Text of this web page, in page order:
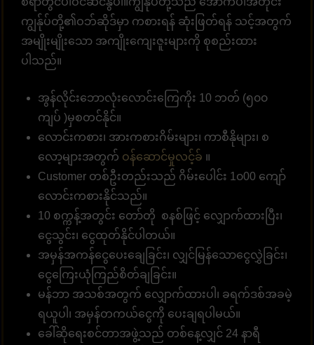
ကျွန်ုပ်တို့၏ဝဘ်ဆိုဒ်မှာ ကစားရန် ဆုံးဖြတ်ရန် သင့်အတွက်
အမျိုးမျိုးသော အကျိုးကျေးဇူးများကို စုစည်းထား
ပါသည်။
အွန်လိုင်းဘောလုံးလောင်းကြေကိုး 10 ဘတ် (၅၀၀
ကျပ် )မှစတင်နိုင်။
လောင်းကစား၊ အားကစားဂိမ်းများ၊ ကာစီနိုများ၊ စ
လော့များအတွက် ဝန်ဆောင်မှုလင့်ခ် ။
Customer တစ်ဦးတည်းသည် ဂိမ်းပေါင်း 1၀00 ကျော်
လောင်းကစားနိုင်သည်။
10 စက္ကန့်အတွင်း တော်တို စနစ်ဖြင့် လျှောက်ထားပြီး၊
ငွေသွင်း၊ ငွေထုတ်နိုင်ပါတယ်။
အမှန်အကန်ငွေပေးချေခြင်း၊ လျှင်မြန်သောငွေလွှဲခြင်း၊
ငွေကြေးယုံကြည်စိတ်ချခြင်း။
မန်ဘာ အသစ်အတွက် လျှောက်ထားပါ၊ ခရက်ဒစ်အခမဲ့
ရယူပါ၊ အမှန်တကယ်ငွေကို ပေးချရပါမယ်။
ခေါ်ဆိုရေးစင်တာအဖွဲ့သည် တစ်နေ့လျှင် 24 နာရီ